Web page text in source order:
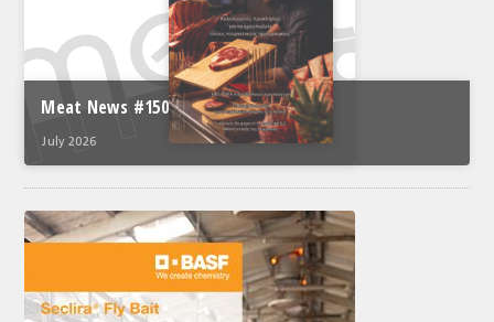
Meat News #150
July 2026